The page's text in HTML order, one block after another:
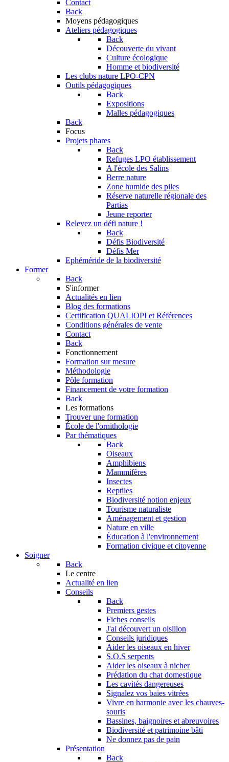
Contact
Back
Moyens pédagogiques
Ateliers pédagogiques
Back
Découverte du vivant
Culture écologique
Homme et biodiversité
Les clubs nature LPO-CPN
Outils pédagogiques
Back
Expositions
Malles pédagogiques
Back
Focus
Projets phares
Back
Refuges LPO établissement
A l'école des Salins
Berre nature
Zone humide des piles
Réserve naturelle régionale des
Partias
Jeune reporter
Relevez un défi nature !
Back
Défis Biodiversité
Défis Mer
Ephéméride de la biodiversité
Former
Back
S'informer
Actualités en lien
Blog des formations
Certification QUALIOPI et Références
Conditions générales de vente
Contact
Back
Fonctionnement
Formation sur mesure
Méthodologie
Pôle formation
Financement de votre formation
Back
Les formations
Trouver une formation
École de l'ornithologie
Par thématiques
Back
Oiseaux
Amphibiens
Mammifères
Insectes
Reptiles
Biodiversité notion enjeux
Tourisme naturaliste
Aménagement et gestion
Nature en ville
Éducation à l'environnement
Formation civique et citoyenne
Soigner
Back
Le centre
Actualité en lien
Conseils
Back
Premiers gestes
Fiches conseils
J'ai découvert un oisillon
Conseils juridiques
Aider les oiseaux en hiver
S.O.S serpents
Aider les oiseaux à nicher
Prédation du chat domestique
Les cavités dangereuses
Signalez vos baies vitrées
Vivre en harmonie avec les chauves-
souris
Bassines, baignoires et abreuvoires
Biodiversité et patrimoine bâti
Ne donnez pas de pain
Présentation
Back